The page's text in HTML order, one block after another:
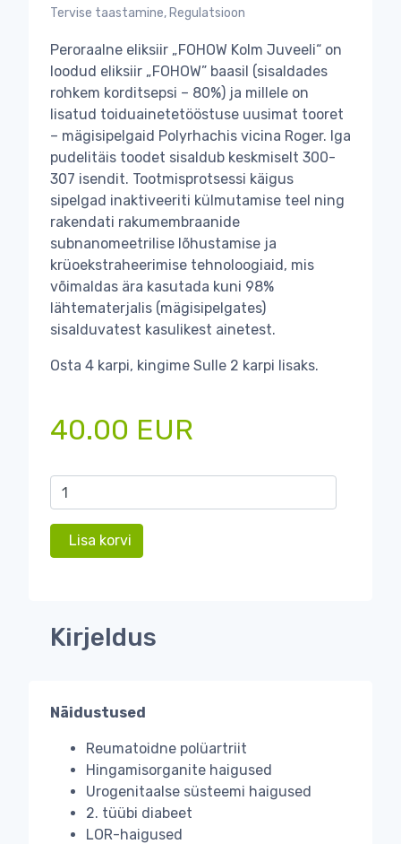
Tervise taastamine, Regulatsioon
Peroraalne eliksiir „FOHOW Kolm Juveeli“ on
loodud eliksiir „FOHOW” baasil (sisaldades
rohkem korditsepsi – 80%) ja millele on
lisatud toiduainetetööstuse uusimat tooret
– mägisipelgaid Polyrhachis vicina Roger. Iga
pudelitäis toodet sisaldub keskmiselt 300-
307 isendit. Tootmisprotsessi käigus
sipelgad inaktiveeriti külmutamise teel ning
rakendati rakumembraanide
subnanomeetrilise lõhustamise ja
krüoekstraheerimise tehnoloogiaid, mis
võimaldas ära kasutada kuni 98%
lähtematerjalis (mägisipelgates)
sisalduvatest kasulikest ainetest.
Osta 4 karpi, kingime Sulle 2 karpi lisaks.
40.00 EUR
Lisa korvi
Kirjeldus
Näidustused
Reumatoidne polüartriit
Hingamisorganite haigused
Urogenitaalse süsteemi haigused
2. tüübi diabeet
LOR-haigused